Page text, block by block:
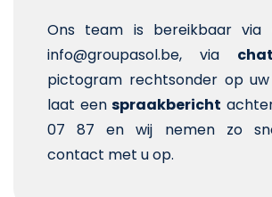
Ons team is bereikbaar via
info@groupasol.be, via chat
pictogram rechtsonder op
laat een spraakbericht
07 87 en wij nemen zo
contact met u op.